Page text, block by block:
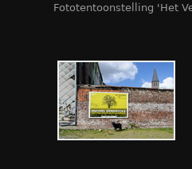
Fototentoonstelling 'Het